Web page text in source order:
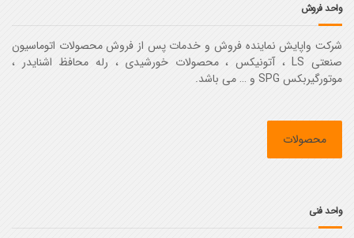
واحد فروش
شرکت واپایش نماینده فروش و خدمات پس از فروش محصولات اتوماسیون
صنعتی LS ، آتونیکس ، محصولات خورشیدی ، رله محافظ اشنایدر ،
موتورگیربکس SPG و … می باشد.
محصولات
واحد فنی